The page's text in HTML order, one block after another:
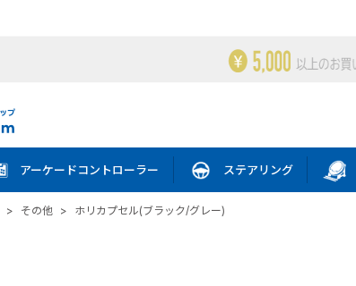
アーケードコントローラー ステアリング
> その他 > ホリカプセル(ブラック/グレー)